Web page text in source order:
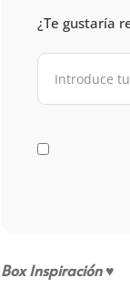
¿Te gustaría
Box Inspiración ♥